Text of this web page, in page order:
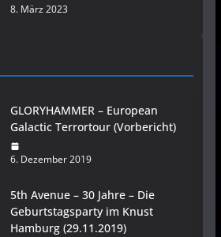
8. März 2023
GLORYHAMMER – European
Galactic Terrortour (Vorbericht)
6. Dezember 2019
5th Avenue – 30 Jahre – Die
Geburtstagsparty im Knust
Hamburg (29.11.2019)